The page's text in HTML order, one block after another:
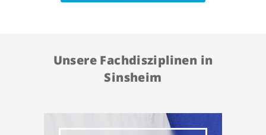
Unsere Fachdisziplinen in
Sinsheim